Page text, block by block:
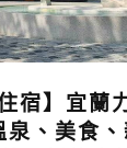
宿】宜蘭
泉、美食